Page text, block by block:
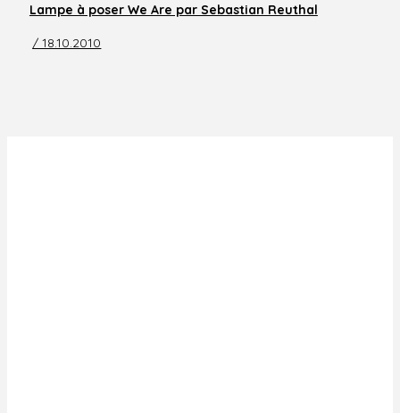
Lampe à poser We Are par Sebastian Reuthal
/ 18.10.2010